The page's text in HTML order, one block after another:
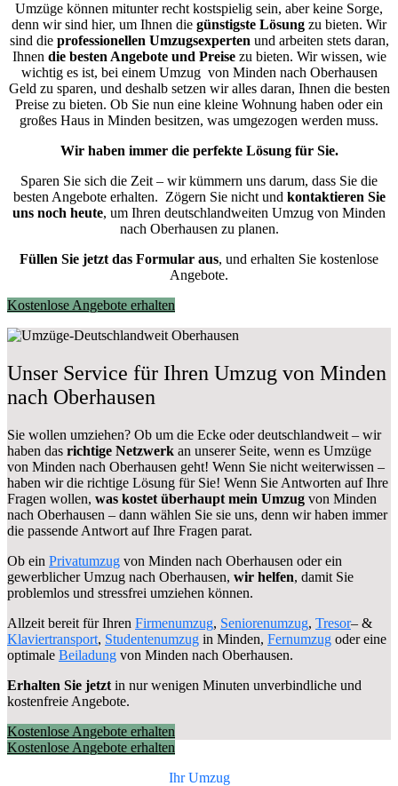
Umzüge können mitunter recht kostspielig sein, aber keine Sorge,
denn wir sind hier, um Ihnen die günstigste Lösung zu bieten. Wir
sind die professionellen Umzugsexperten und arbeiten stets daran,
Ihnen die besten Angebote und Preisezu bieten. Wir wissen, wie
wichtig es ist, bei einem Umzug von Minden nach Oberhausen
Geld zu sparen, und deshalb setzen wir alles daran, Ihnen die besten
Preise zu bieten. Ob Sie nun eine kleine Wohnung haben oder ein
großes Haus in Minden besitzen, was umgezogen werden muss.
Wir haben immer die perfekte Lösung für Sie.
Sparen Sie sich die Zeit – wir kümmern uns darum, dass Sie die
besten Angebote erhalten. Zögern Sie nicht und kontaktieren Sie
uns noch heute, um Ihren deutschlandweiten Umzug von Minden
nach Oberhausen zu planen.
Füllen Sie jetzt das Formular aus, und erhalten Sie kostenlose
Angebote.
Kostenlose Angebote erhalten
Unser Service für Ihren Umzug von Minden
nach Oberhausen
Sie wollen umziehen? Ob um die Ecke oder deutschlandweit – wir
haben das richtige Netzwerk an unserer Seite, wenn es Umzüge
von Minden nach Oberhausen geht! Wenn Sie nicht weiterwissen –
haben wir die richtige Lösung für Sie! Wenn Sie Antworten auf Ihre
Fragen wollen, was kostet überhaupt mein Umzug von Minden
nach Oberhausen – dann wählen Sie sie uns, denn wir haben immer
die passende Antwort auf Ihre Fragen parat.
Ob ein Privatumzug von Minden nach Oberhausen oder ein
gewerblicher Umzug nach Oberhausen, wir helfen, damit Sie
problemlos und stressfrei umziehen können.
Allzeit bereit für Ihren Firmenumzug, Seniorenumzug, Tresor– &
Klaviertransport, Studentenumzug in Minden, Fernumzug oder eine
optimale Beiladung von Minden nach Oberhausen.
Erhalten Sie jetzt in nur wenigen Minuten unverbindliche und
kostenfreie Angebote.
Kostenlose Angebote erhalten
Kostenlose Angebote erhalten
Ihr Umzug